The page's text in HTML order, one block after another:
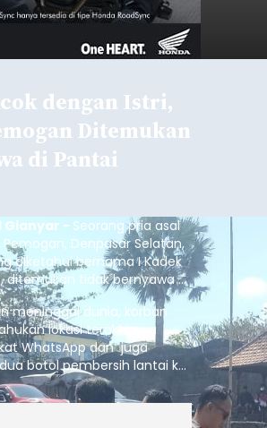
onThu, 08/06/2026 - 21:06
RI, Rutan Bangli
Kesehatan